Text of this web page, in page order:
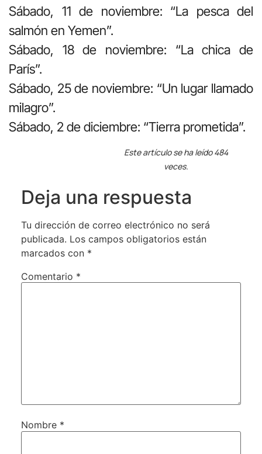
Sábado, 11 de noviembre: “La pesca del
salmón en Yemen”.
Sábado, 18 de noviembre: “La chica de
París”.
Sábado, 25 de noviembre: “Un lugar llamado
milagro”.
Sábado, 2 de diciembre: “Tierra prometida”.
Este artículo se ha leído 484
veces.
Deja una respuesta
Tu dirección de correo electrónico no será
publicada. Los campos obligatorios están
marcados con *
Comentario *
Nombre *